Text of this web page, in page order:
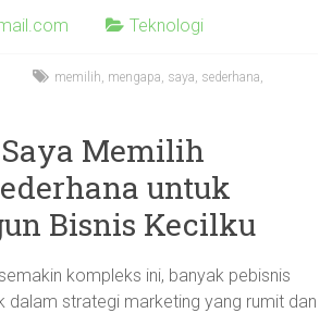
Teknologi
memilih, mengapa, saya, sederhana,
Memilih
untuk
Bisnis Kecilku
kompleks ini, banyak pebisnis
dalam strategi marketing yang rumit dan